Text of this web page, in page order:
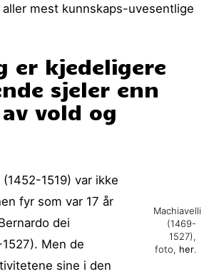
mest kunnskaps-uvesentlige
er kjedeligere
sjeler enn
vold og
Machiavelli
(1469-
1527),
foto, her.
1519) var ikke
fyr som var 17 år
dei
Men de
sine i den